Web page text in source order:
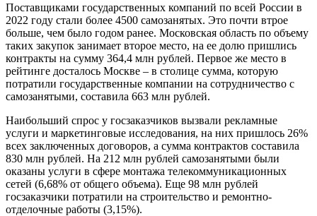
Поставщиками государственных компаний по всей России в
2022 году стали более 4500 самозанятых. Это почти втрое
больше, чем было годом ранее. Московская область по объему
таких закупок занимает второе место, на ее долю пришлись
контракты на сумму 364,4 млн рублей. Первое же место в
рейтинге досталось Москве – в столице сумма, которую
потратили государственные компании на сотрудничество с
самозанятыми, составила 663 млн рублей.
Наибольший спрос у госзаказчиков вызвали рекламные
услуги и маркетинговые исследования, на них пришлось 26%
всех заключенных договоров, а сумма контрактов составила
830 млн рублей. На 212 млн рублей самозанятыми были
оказаны услуги в сфере монтажа телекоммуникационных
сетей (6,68% от общего объема). Еще 98 млн рублей
госзаказчики потратили на строительство и ремонтно-
отделочные работы (3,15%).